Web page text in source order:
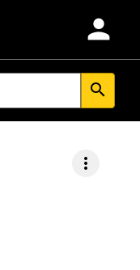
person
search
more_vert